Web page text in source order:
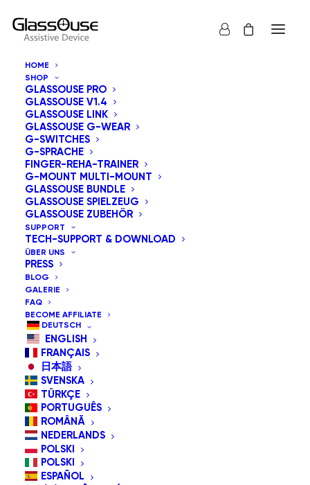
HOME
SHOP
GLASSOUSE PRO
GLASSOUSE V1.4
GLASSOUSE LINK
GLASSOUSE G-WEAR
G-SWITCHES
G-SPRACHE
FINGER-REHA-TRAINER
G-MOUNT MULTI-MOUNT
GLASSOUSE BUNDLE
GLASSOUSE SPIELZEUG
GLASSOUSE ZUBEHÖR
SUPPORT
TECH-SUPPORT & DOWNLOAD
ÜBER UNS
PRESS
BLOG
GALERIE
FAQ
BECOME AFFILIATE
DEUTSCH
ENGLISH
FRANÇAIS
日本語
SVENSKA
TÜRKÇE
PORTUGUÊS
ROMÂNĂ
NEDERLANDS
POLSKI
POLSKI
ESPAÑOL
Alle anzeigen
Standardsortierung
Nach Beliebtheit sortiert
Nach Aktualität sortieren
Nach Preis sortieren: absteigend